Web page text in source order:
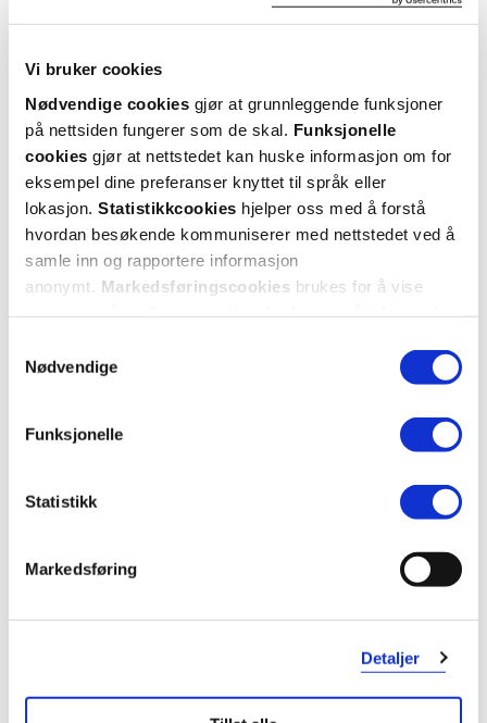
Vi bruker cookies
Nødvendige cookies gjør at grunnleggende funksjoner
på nettsiden fungerer som de skal. Funksjonelle
cookies gjør at nettstedet kan huske informasjon om for
eksempel dine preferanser knyttet til språk eller
lokasjon. Statistikkcookies hjelper oss med å forstå
hvordan besøkende kommuniserer med nettstedet ved å
samle inn og rapportere informasjon
anonymt. Markedsføringscookies brukes for å vise
Nødvendige
Funksjonelle
Statistikk
Markedsføring
Detaljer
Velg hvilke resepter du vil hente ut og hvordan du vil
Få dine resepter levert raskt og trygt på avtalt måte
Kom i gang
Mer om reseptvarer